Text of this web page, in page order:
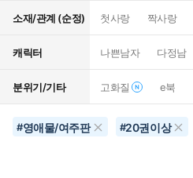
소재/관계 (순정) 첫사랑 짝사랑
캐릭터 나쁜남자 다정남
분위기/기타 고화질 e북
#영애물/여주판 #20권이상